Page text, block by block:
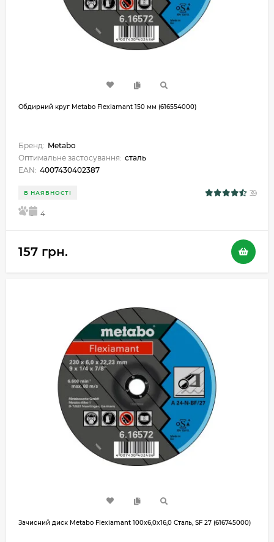
Обдирний круг Metabo Flexiamant 150 мм (616554000)
Бренд: Metabo
Оптимальне застосування: сталь
EAN: 4007430402387
В НАЯВНОСТІ 39
5 4
157 грн.
Зачисний диск Metabo Flexiamant 100x6,0x16,0 Сталь, SF 27 (616745000)